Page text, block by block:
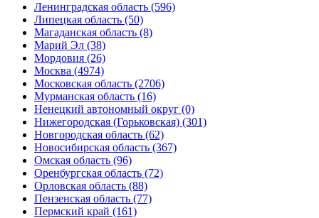
Ленинградская область (596)
Липецкая область (50)
Магаданская область (8)
Марий Эл (38)
Мордовия (26)
Москва (4974)
Московская область (2706)
Мурманская область (16)
Ненецкий автономный округ (0)
Нижегородская (Горьковская) (301)
Новгородская область (62)
Новосибирская область (367)
Омская область (96)
Оренбургская область (72)
Орловская область (88)
Пензенская область (77)
Пермский край (161)